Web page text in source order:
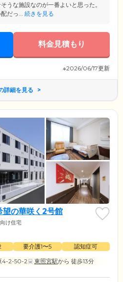
うな施設なのが一番よいと思った。
だっ... 続きを見る
料金見積もり
※2026/06/17更新
詳細を見る
望の華咲く2号館
け住宅
要介護1〜5
認知症可
4-2-50-2
東照宮駅から 徒歩13分